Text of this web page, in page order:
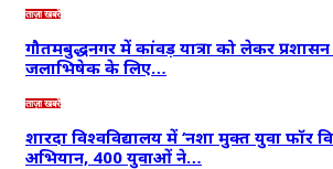
ताज़ा खबरें
गौतमबुद्धनगर में कांवड़ यात्रा को लेकर
जलाभिषेक के लिए…
ताज़ा खबरें
शारदा विश्वविद्यालय में ‘नशा मुक्त युवा फॉर
अभियान, 400 युवाओं ने…